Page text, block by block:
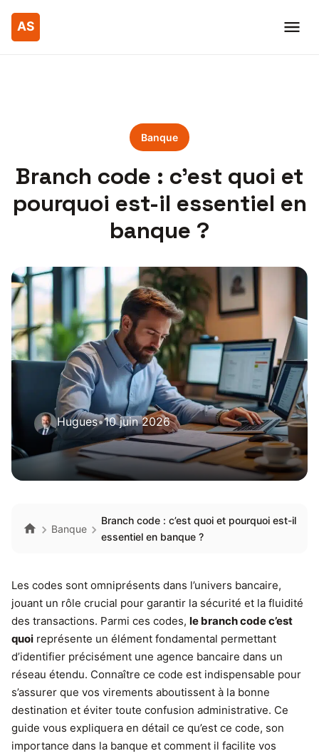
Banque
Branch code : c’est quoi et
pourquoi est-il essentiel en
banque ?
Hugues•10 juin 2026
Banque
Branch code : c’est quoi et pourquoi est-il
essentiel en banque ?
Les codes sont omniprésents dans l’univers bancaire,
jouant un rôle crucial pour garantir la sécurité et la fluidité
des transactions. Parmi ces codes, le branch code c’est
quoi représente un élément fondamental permettant
d’identifier précisément une agence bancaire dans un
réseau étendu. Connaître ce code est indispensable pour
s’assurer que vos virements aboutissent à la bonne
destination et éviter toute confusion administrative. Ce
guide vous expliquera en détail ce qu’est ce code, son
importance dans la banque et comment il facilite vos